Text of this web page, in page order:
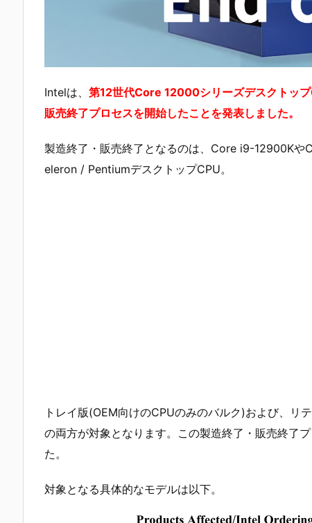
Intelは、 第12世代Core 12000シリーズデスクトッ
販売終了プロセスを開始したことを発表しました。
製造終了・販売終了となるのは、Core i9-12900K
eleron / PentiumデスクトップCPU。
トレイ版(OEM向けのCPUのみのバルク)および、リ
の両方が対象となります。この製造終了・販売終了
た。
対象となる具体的なモデルは以下。